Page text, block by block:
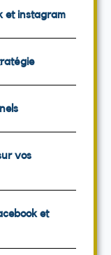
et instagram
vos
et